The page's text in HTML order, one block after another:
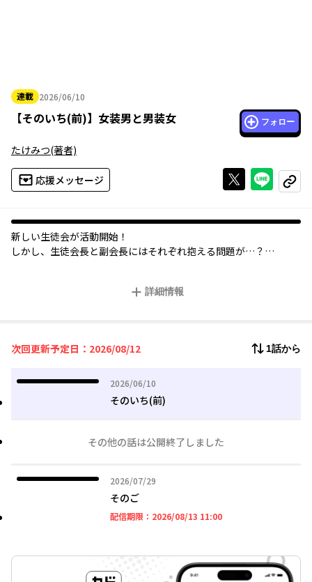
連載 2026/06/10
2026年06月10日
【そのいち(前)】 女装男と男装女 フォロー
たけみつ(著者)
応援メッセージ Xで投稿する
ライン
コピー
新しい生徒会が活動開始！
しかし、生徒会長と副会長にはそれぞれ抱える問題が…？
ちょっと特殊な二人による青春ストーリー！
詳細情報
次回更新予定日：2026/08/12 1話から
2026/06/10
2026年06月10日
そのいち(前)
その他の話は公開終了しました
2026/07/29
2026年07月29日
そのご
配信期限： 2026/08/13 11:002026年08月13日 11時